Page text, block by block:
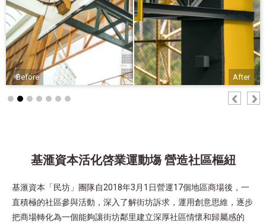
Before After
基滙資本活化啓業運動塲 營造社區樞紐
基滙資本「民坊」團隊自2018年3月1日營運17個地區商場後，一
直積極的社區參與活動，深入了解街坊訴求，運用創意思維，逐步
把商場轉化為一個能夠讓街坊鄰里建立深厚社區情懷和歸屬感的